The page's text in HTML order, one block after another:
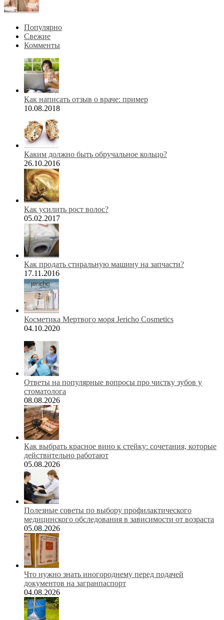
Популярно
Свежие
Комменты
Как написать отзыв о враче: пример
10.08.2018
Каким должно быть обручальное кольцо?
26.10.2016
Как усилить рост волос?
05.02.2017
Как продать стиральную машину на запчасти?
17.11.2016
Косметика Мертвого моря Jericho Cosmetics
04.10.2020
Ответы на популярные вопросы про чистку зубов у
стоматолога
08.08.2026
Как выбрать красное вино к стейку: сочетания, которые
действительно работают
05.08.2026
Полезные советы по выбору профилактического
медицинского обследования в зависимости от возраста
05.08.2026
Что нужно знать иногороднему перед подачей
документов на загранпаспорт
04.08.2026